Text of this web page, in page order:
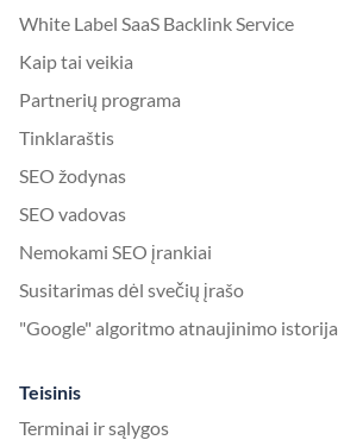
White Label SaaS Backlink Service
Kaip tai veikia
Partnerių programa
Tinklaraštis
SEO žodynas
SEO vadovas
Nemokami SEO įrankiai
Susitarimas dėl svečių įrašo
"Google" algoritmo atnaujinimo istorija
Teisinis
Terminai ir sąlygos